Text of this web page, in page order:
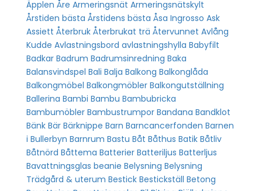
Äpplen Åre Armeringsnät Armeringsnätskylt
Årstiden bästa Årstidens bästa Åsa Ingrosso Ask
Assiett Återbruk Återbrukat trä Återvunnet Avlång
Kudde Avlastningsbord avlastningshylla Babyfilt
Badkar Badrum Badrumsinredning Baka
Balansvindspel Bali Balja Balkong Balkonglåda
Balkongmöbel Balkongmöbler Balkongutställning
Ballerina Bambi Bambu Bambubricka
Bambumöbler Bambustrumpor Bandana Bandklot
Bänk Bär Bärknippe Barn Barncancerfonden Barnen
i Bullerbyn Barnrum Bastu Båt Båthus Batik Båtliv
Båtnörd Båttema Batterier Batteriljus Batterljus
Bavattningsglas beanie Belysning Belysning
Trädgård & uterum Bestick Bestickställ Betong